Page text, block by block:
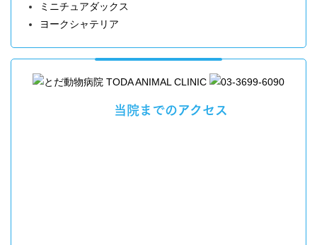
ミニチュアダックス
ヨークシャテリア
当院までのアクセス